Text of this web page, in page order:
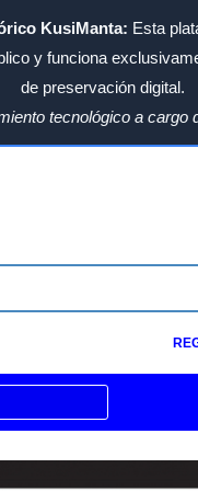
KusiManta: Esta
y funciona
de preservación digital.
tecnológico a cargo